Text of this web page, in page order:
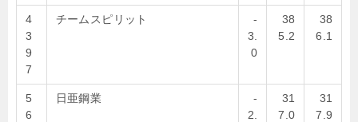
4
3
9
7
チームスピリット
-
3.
0
38
5.2
38
6.1
5
6
日亜鋼業
-
2.
31
7.0
31
7.9